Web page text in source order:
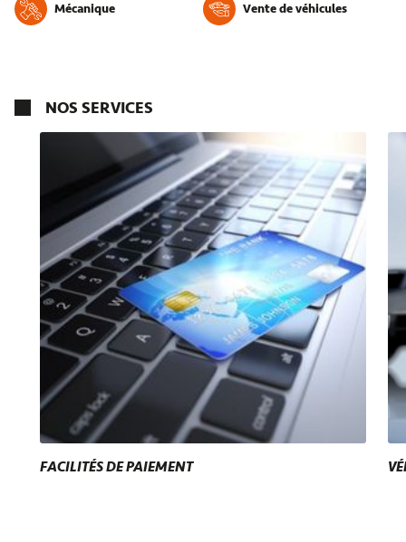
Mécanique Vente de véhicules
NOS SERVICES
FACILITÉS DE PAIEMENT